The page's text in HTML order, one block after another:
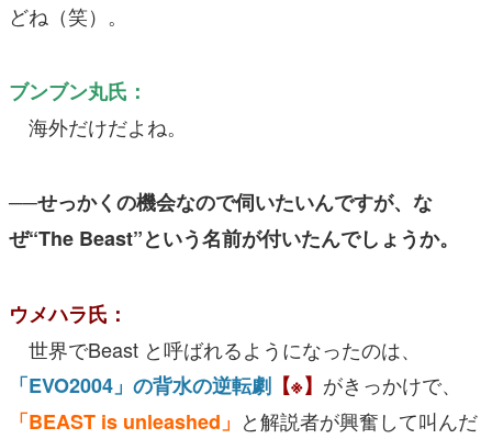
どね（笑）。
ブンブン丸氏：
海外だけだよね。
──せっかくの機会なので伺いたいんですが、な
ぜ“The Beast”という名前が付いたんでしょうか。
ウメハラ氏：
世界でBeast と呼ばれるようになったのは、
「EVO2004」の背水の逆転劇 【※】 がきっかけで、
「BEAST is unleashed」 と解説者が興奮して叫んだ